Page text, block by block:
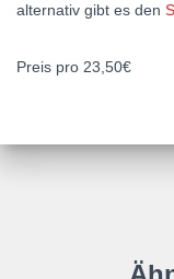
alternativ gibt es den
Preis pro 23,50€